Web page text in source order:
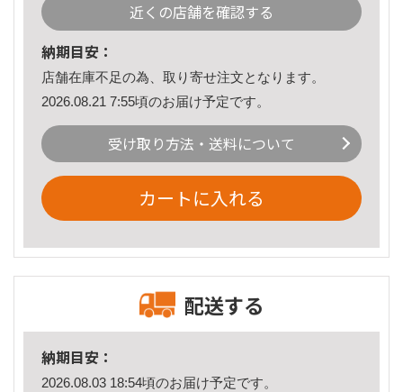
近くの店舗を確認する
納期目安：
店舗在庫不足の為、取り寄せ注文となります。
2026.08.21 7:55頃のお届け予定です。
受け取り方法・送料について
カートに入れる
配送する
納期目安：
2026.08.03 18:54頃のお届け予定です。